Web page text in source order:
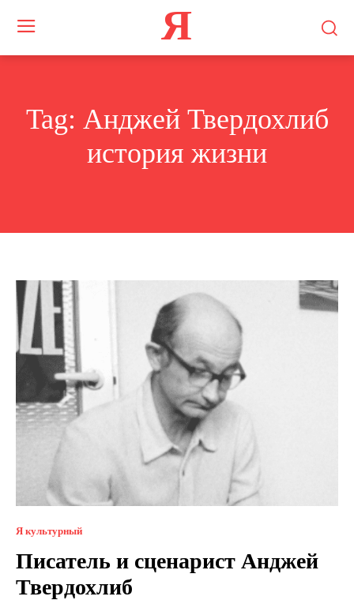
Я
Tag: Анджей Твердохлиб
история жизни
Я культурный
Писатель и сценарист Анджей
Твердохлиб